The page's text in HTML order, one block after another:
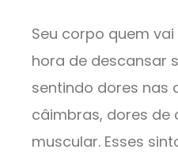
Seu corpo quem
hora de descansar
sentindo dores nas
câimbras, dores de
muscular. Esses